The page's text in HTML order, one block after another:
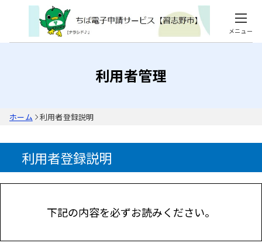
メニュー
利用者管理
ホーム 利用者登録説明
利用者登録説明
下記の内容を必ずお読みください。